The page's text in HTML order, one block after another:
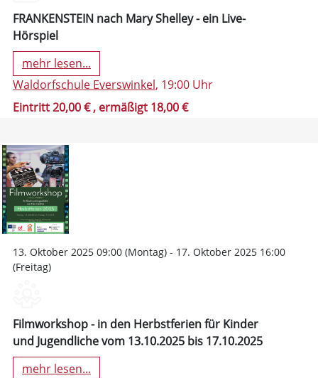
FRANKENSTEIN nach Mary Shelley - ein Live-
Hörspiel
mehr lesen...
Waldorfschule Everswinkel, 19:00 Uhr
Eintritt 20,00 €, ermäßigt 18,00 €
13. Oktober 2025 09:00 (Montag) - 17. Oktober 2025 16:00
(Freitag)
Filmworkshop - in den Herbstferien für Kinder
und Jugendliche vom 13.10.2025 bis 17.10.2025
mehr lesen...